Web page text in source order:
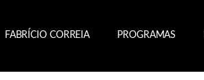
FABRÍCIO CORREIA PROGRAMAS